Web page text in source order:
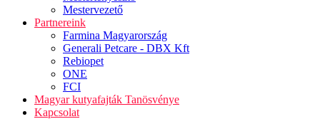
Mestervezető
Partnereink
Farmina Magyarország
Generali Petcare - DBX Kft
Rebiopet
ONE
FCI
Magyar kutyafajták Tanösvénye
Kapcsolat